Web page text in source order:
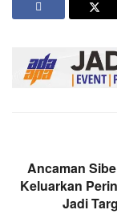
Ancaman
Keluarkan
Jadi